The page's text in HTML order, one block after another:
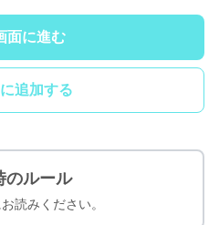
面に進む
追加する
のルール
読みください。